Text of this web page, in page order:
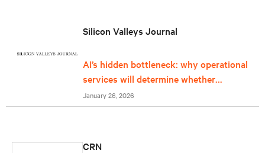
Silicon Valleys Journal
AI’s hidden bottleneck: why operational
services will determine whether
infrastructure can keep up
January 26, 2026
CRN